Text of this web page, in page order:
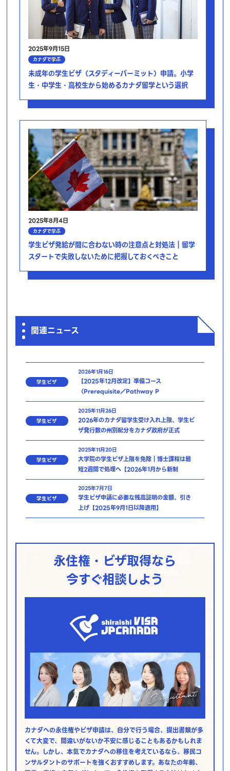
2025年9月15日
カナダで学ぶ
未成年の学生ビザ（スタディーパーミット）申請。小学
生・中学生・高校生から始めるカナダ留学という選択
2025年8月4日
カナダで学ぶ
学生ビザ発給が間に合わない時の注意点と対処法｜留学
スタートで失敗しないために把握しておくべきこと
関連ニュース
学生ビザ
2026年1月16日
【2025年12月改定】準備コース
（Prerequisite／Pathway P
学生ビザ
2025年11月26日
2026年のカナダ留学生受け入れ上限、学生ビ
ザ発行数の州別配分をカナダ政府が正式
学生ビザ
2025年11月20日
大学院の学生ビザ上限を免除｜博士課程は最
短2週間で処理へ【2026年1月から新制
学生ビザ
2025年7月7日
学生ビザ申請に必要な残高証明の金額、引き
上げ【2025年9月1日以降適用】
永住権・ビザ取得なら
今すぐ相談しよう
カナダへの永住権やビザ申請は、自分で行う場合、提出書類が多
くて大変で、間違いがないか不安に感じることもあるかもしれま
せん。しかし、本気でカナダへの移住を考えているなら、移民コ
ンサルタントのサポートを強くおすすめします。あなたの年齢、